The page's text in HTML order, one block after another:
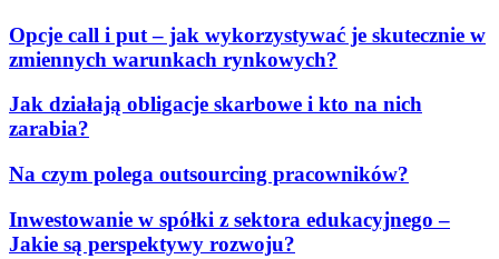
Opcje call i put – jak wykorzystywać je skutecznie w
zmiennych warunkach rynkowych?
Jak działają obligacje skarbowe i kto na nich
zarabia?
Na czym polega outsourcing pracowników?
Inwestowanie w spółki z sektora edukacyjnego –
Jakie są perspektywy rozwoju?